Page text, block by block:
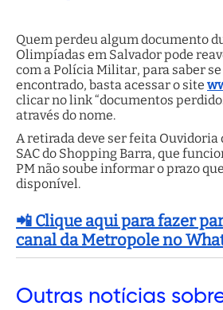
Quem perdeu algum documento
Olimpíadas em Salvador pode
com a Polícia Militar, para saber
encontrado, basta acessar o site
clicar no link “documentos
através do nome.
A retirada deve ser feita Ouvidoria
SAC do Shopping Barra, que
PM não soube informar o prazo
disponível.
📲 Clique aqui para fazer
canal da Metropole no
Outras notícias